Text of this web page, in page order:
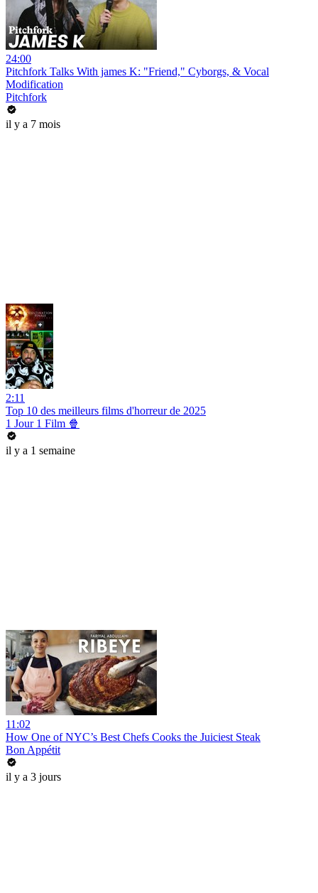
24:00
Pitchfork Talks With james K: "Friend," Cyborgs, & Vocal
Modification
Pitchfork
il y a 7 mois
2:11
Top 10 des meilleurs films d'horreur de 2025
1 Jour 1 Film 🍿
il y a 1 semaine
11:02
How One of NYC’s Best Chefs Cooks the Juiciest Steak
Bon Appétit
il y a 3 jours